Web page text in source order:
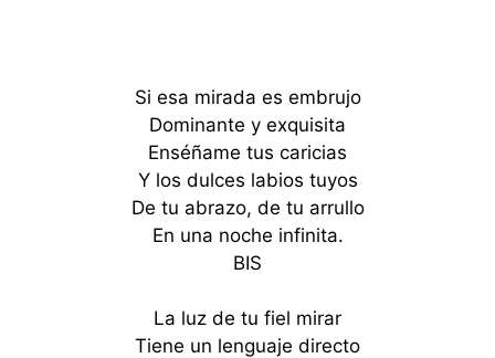
Si esa mirada es embrujo
Dominante y exquisita
Enséñame tus caricias
Y los dulces labios tuyos
De tu abrazo, de tu arrullo
En una noche infinita.
BIS
La luz de tu fiel mirar
Tiene un lenguaje directo